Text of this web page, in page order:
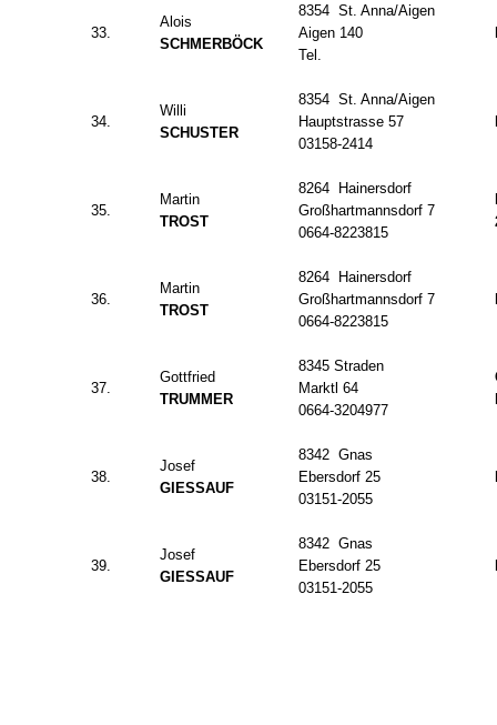
33.
Alois
SCHMERBÖCK
8354 St. Anna/Aigen
Aigen 140
Tel.
34.
Willi
SCHUSTER
8354 St. Anna/Aigen
Hauptstrasse 57
03158-2414
35.
Martin
TROST
8264 Hainersdorf
Großhartmannsdorf 7
0664-8223815
36.
Martin
TROST
8264 Hainersdorf
Großhartmannsdorf 7
0664-8223815
37.
Gottfried
TRUMMER
8345 Straden
Marktl 64
0664-3204977
38.
Josef
GIESSAUF
8342 Gnas
Ebersdorf 25
03151-2055
39.
Josef
GIESSAUF
8342 Gnas
Ebersdorf 25
03151-2055